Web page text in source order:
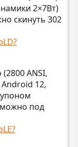
2×7Вт)
скинуть 302
ANSI,
Android 12,
можно под